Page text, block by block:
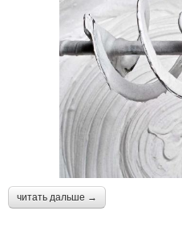
читать дальше →